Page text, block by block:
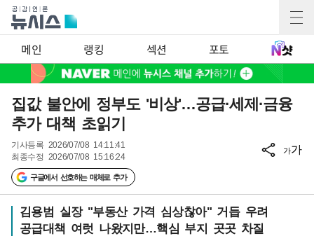
메인 랭킹 섹션 포토
집값 불안에 정부도 '비상'…공급·세제·금융
추가 대책 초읽기
기사등록 2026/07/08 14:11:41
최종수정 2026/07/08 15:16:24
구글에서 선호하는 매체로 추가
가가
김용범 실장 "부동산 가격 심상찮아" 거듭 우려
공급대책 여럿 나왔지만…핵심 부지 곳곳 차질